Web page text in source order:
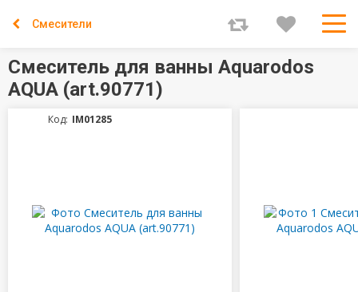
Смесители
Смеситель для ванны Aquarodos
AQUA (art.90771)
Код: IM01285